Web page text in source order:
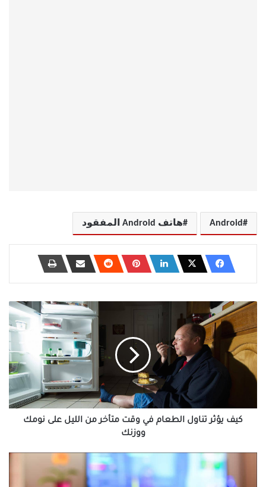
Android هاتف Android المفقود
كيف
يؤثر
تناول
الطعام
في
وقت
متأخر
الليل
كيف يؤثر تناول الطعام في وقت متأخر من الليل على نومك
ووزنك